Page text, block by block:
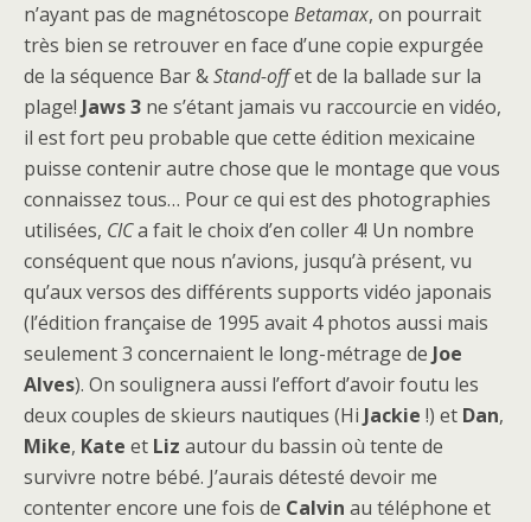
n’ayant pas de magnétoscope Betamax, on pourrait
très bien se retrouver en face d’une copie expurgée
de la séquence Bar &Stand-offet de la ballade sur la
plage! Jaws 3 ne s’étant jamais vu raccourcie en vidéo,
il est fort peu probable que cette édition mexicaine
puisse contenir autre chose que le montage que vous
connaissez tous… Pour ce qui est des photographies
utilisées, CICa fait le choix d’en coller 4! Un nombre
conséquent que nous n’avions, jusqu’à présent, vu
qu’aux versos des différents supports vidéo japonais
(l’édition française de 1995 avait 4 photos aussi mais
seulement 3 concernaient le long-métrage de Joe
Alves). On soulignera aussi l’effort d’avoir foutu les
deux couples de skieurs nautiques (Hi Jackie !) et Dan,
Mike, Kate et Liz autour du bassin où tente de
survivre notre bébé. J’aurais détesté devoir me
contenter encore une fois de Calvin au téléphone et